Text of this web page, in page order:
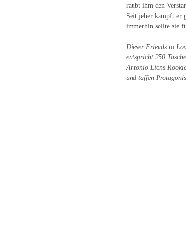
raubt ihm den
Seit jeher kämpft er
immerhin sollte sie
Dieser Friends to
entspricht 250
Antonio Lions
und taffen